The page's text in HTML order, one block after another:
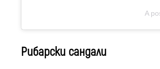
A
Рибарски сандали